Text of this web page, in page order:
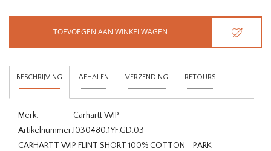
TOEVOEGEN AAN WINKELWAGEN
BESCHRIJVING AFHALEN VERZENDING RETOURS
Merk:
Carhartt WIP
Artikelnummer:I030480.1YF.GD.03
CARHARTT WIP FLINT SHORT 100% COTTON - PARK